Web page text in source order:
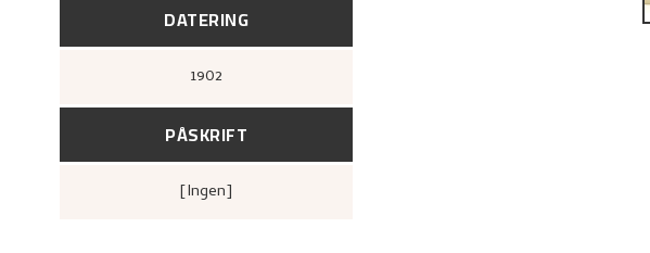
DATERING
1902
PÅSKRIFT
[ingen]